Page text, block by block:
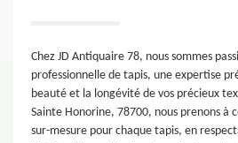
Chez JD Antiquaire 78, nous sommes
professionnelle de tapis, une expertise
beauté et la longévité de vos précieux
Sainte Honorine, 78700, nous prenons à
sur-mesure pour chaque tapis, en